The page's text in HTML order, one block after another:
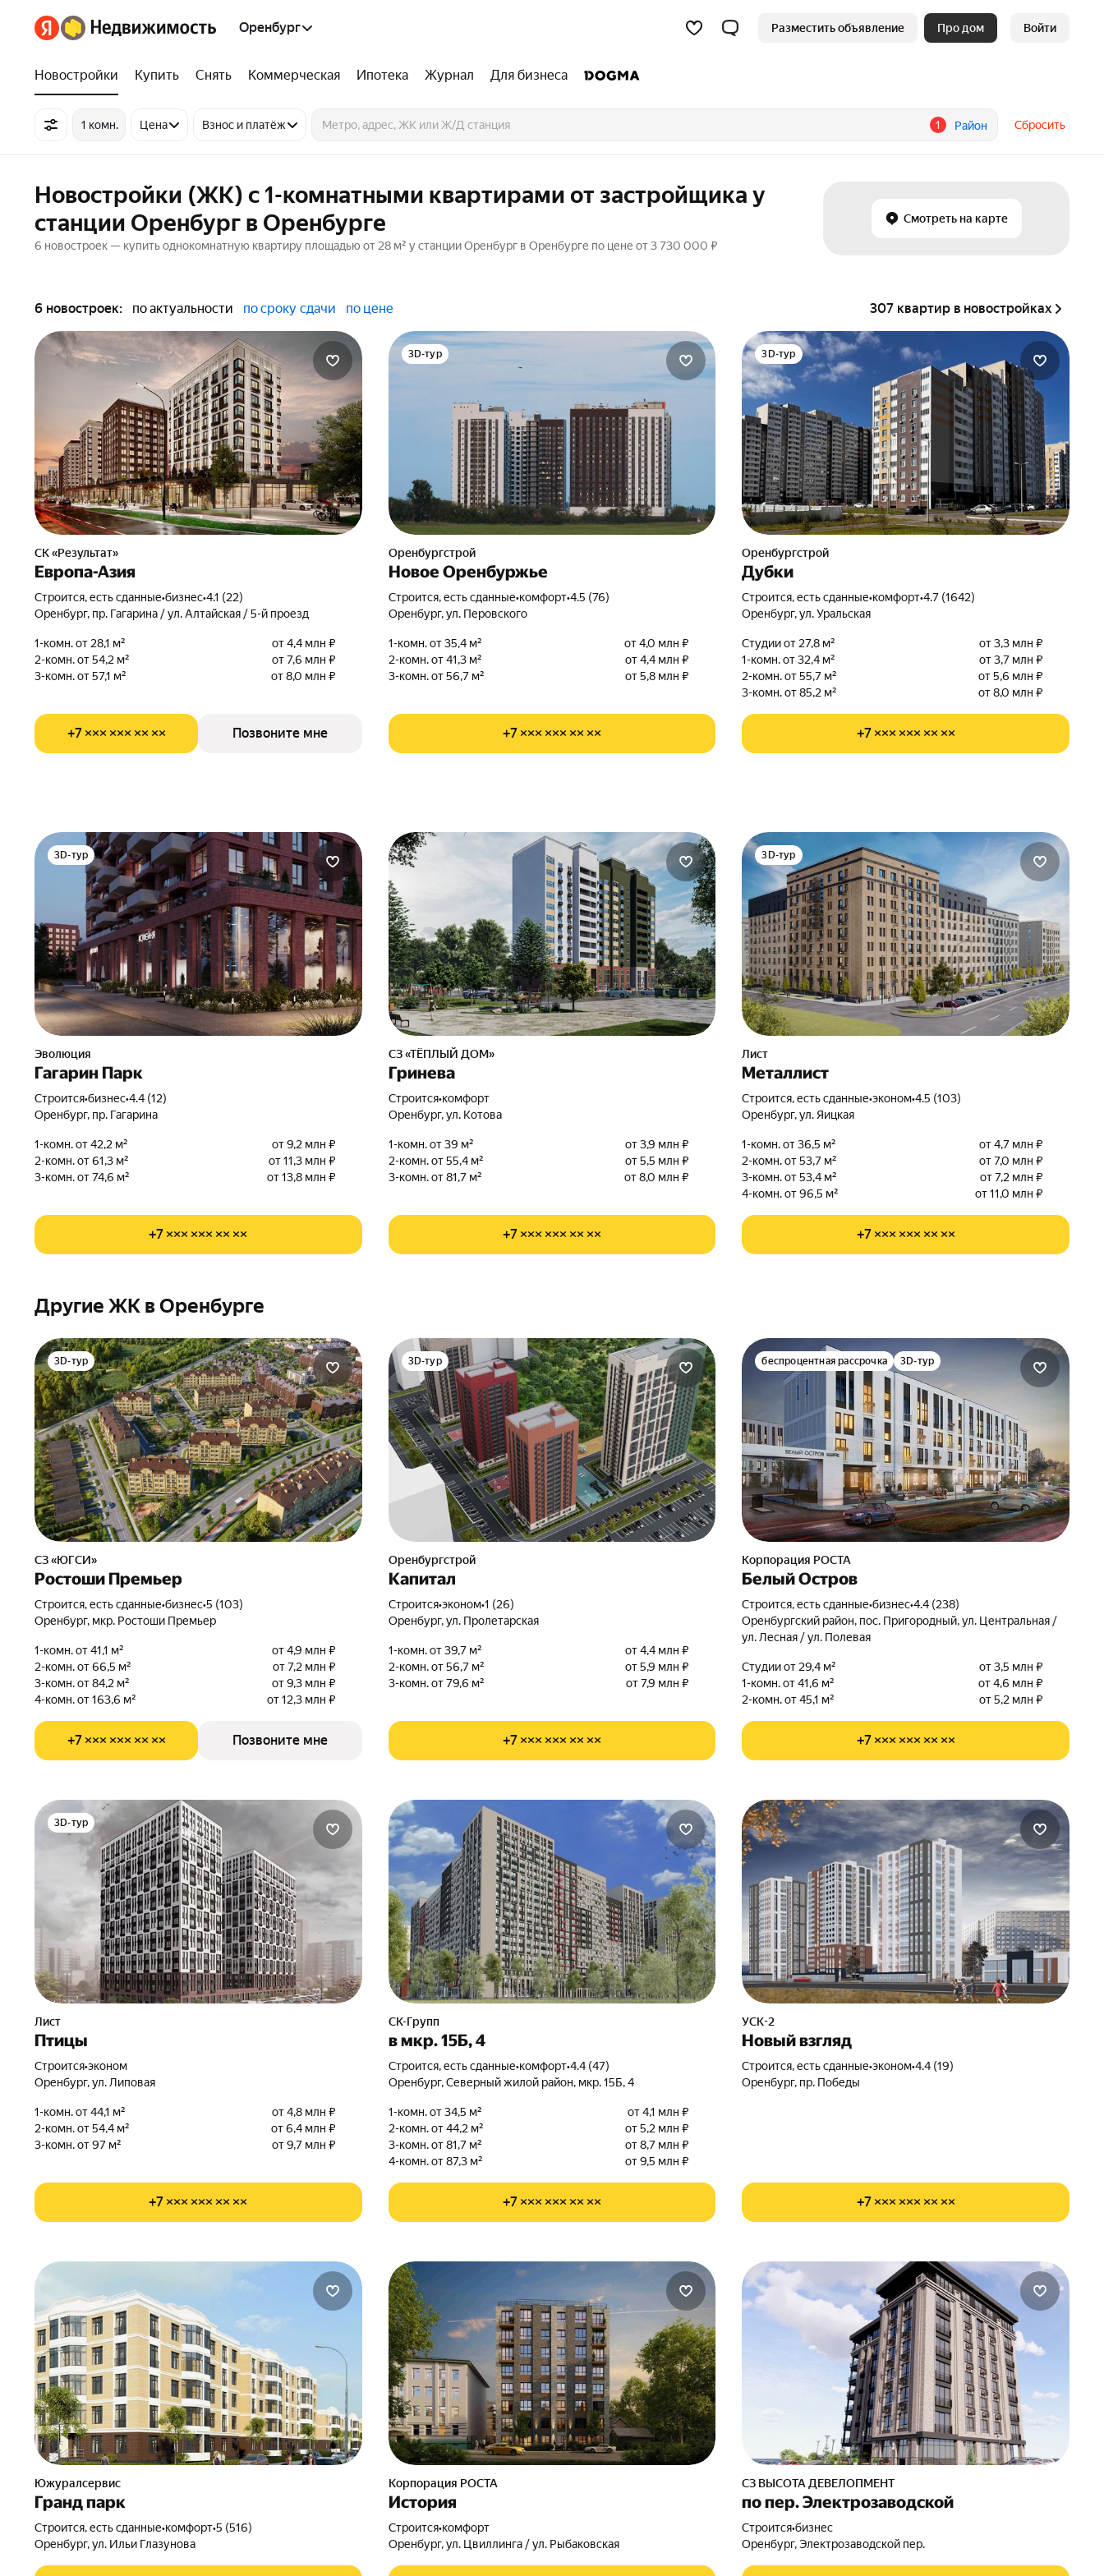
Оренбург Разместить объявление Про дом Войти
Новостройки Купить Снять Коммерческая Ипотека Журнал Для бизнеса
1 комн. Цена Взнос и платёж 1 Район Сбросить
Новостройки (ЖК) с 1-комнатными квартирами от застройщика у
станции Оренбург в Оренбурге
6 новостроек — купить однокомнатную квартиру площадью от 28 м² у станции Оренбург в Оренбурге по цене от 3 730 000 ₽
Смотреть на карте
6 новостроек: по актуальности по сроку сдачи по цене 307 квартир в новостройках
СК «Результат»
Европа-Азия
Строится, есть сданные•бизнес•4.1 (22)
Оренбург, пр. Гагарина / ул. Алтайская / 5-й проезд
1-комн. от 28,1 м²
от 4,4 млн ₽
2-комн. от 54,2 м²
от 7,6 млн ₽
3-комн. от 57,1 м²
от 8,0 млн ₽
+7 ××× ××× ×× ×× Позвоните мне
3D-тур
Оренбургстрой
Новое Оренбуржье
Строится, есть сданные•комфорт•4.5 (76)
Оренбург, ул. Перовского
1-комн. от 35,4 м²
от 4,0 млн ₽
2-комн. от 41,3 м²
от 4,4 млн ₽
3-комн. от 56,7 м²
от 5,8 млн ₽
+7 ××× ××× ×× ××
3D-тур
Оренбургстрой
Дубки
Строится, есть сданные•комфорт•4.7 (1642)
Оренбург, ул. Уральская
Студии от 27,8 м²
от 3,3 млн ₽
1-комн. от 32,4 м²
от 3,7 млн ₽
2-комн. от 55,7 м²
от 5,6 млн ₽
3-комн. от 85,2 м²
от 8,0 млн ₽
+7 ××× ××× ×× ××
3D-тур
Эволюция
Гагарин Парк
Строится•бизнес•4.4 (12)
Оренбург, пр. Гагарина
1-комн. от 42,2 м²
от 9,2 млн ₽
2-комн. от 61,3 м²
от 11,3 млн ₽
3-комн. от 74,6 м²
от 13,8 млн ₽
+7 ××× ××× ×× ××
СЗ «ТЁПЛЫЙ ДОМ»
Гринева
Строится•комфорт
Оренбург, ул. Котова
1-комн. от 39 м²
от 3,9 млн ₽
2-комн. от 55,4 м²
от 5,5 млн ₽
3-комн. от 81,7 м²
от 8,0 млн ₽
+7 ××× ××× ×× ××
3D-тур
Лист
Металлист
Строится, есть сданные•эконом•4.5 (103)
Оренбург, ул. Яицкая
1-комн. от 36,5 м²
от 4,7 млн ₽
2-комн. от 53,7 м²
от 7,0 млн ₽
3-комн. от 53,4 м²
от 7,2 млн ₽
4-комн. от 96,5 м²
от 11,0 млн ₽
+7 ××× ××× ×× ××
Другие ЖК в Оренбурге
3D-тур
СЗ «ЮГСИ»
Ростоши Премьер
Строится, есть сданные•бизнес•5 (103)
Оренбург, мкр. Ростоши Премьер
1-комн. от 41,1 м²
от 4,9 млн ₽
2-комн. от 66,5 м²
от 7,2 млн ₽
3-комн. от 84,2 м²
от 9,3 млн ₽
4-комн. от 163,6 м²
от 12,3 млн ₽
+7 ××× ××× ×× ×× Позвоните мне
3D-тур
Оренбургстрой
Капитал
Строится•эконом•1 (26)
Оренбург, ул. Пролетарская
1-комн. от 39,7 м²
от 4,4 млн ₽
2-комн. от 56,7 м²
от 5,9 млн ₽
3-комн. от 79,6 м²
от 7,9 млн ₽
+7 ××× ××× ×× ××
беспроцентная рассрочка 3D-тур
Корпорация РОСТА
Белый Остров
Строится, есть сданные•бизнес•4.4 (238)
Оренбургский район, пос. Пригородный, ул. Центральная /
ул. Лесная / ул. Полевая
Студии от 29,4 м²
от 3,5 млн ₽
1-комн. от 41,6 м²
от 4,6 млн ₽
2-комн. от 45,1 м²
от 5,2 млн ₽
+7 ××× ××× ×× ××
3D-тур
Лист
Птицы
Строится•эконом
Оренбург, ул. Липовая
1-комн. от 44,1 м²
от 4,8 млн ₽
2-комн. от 54,4 м²
от 6,4 млн ₽
3-комн. от 97 м²
от 9,7 млн ₽
+7 ××× ××× ×× ××
СК-Групп
в мкр. 15Б, 4
Строится, есть сданные•комфорт•4.4 (47)
Оренбург, Северный жилой район, мкр. 15Б, 4
1-комн. от 34,5 м²
от 4,1 млн ₽
2-комн. от 44,2 м²
от 5,2 млн ₽
3-комн. от 81,7 м²
от 8,7 млн ₽
4-комн. от 87,3 м²
от 9,5 млн ₽
+7 ××× ××× ×× ××
УСК-2
Новый взгляд
Строится, есть сданные•эконом•4.4 (19)
Оренбург, пр. Победы
+7 ××× ××× ×× ××
Южуралсервис
Гранд парк
Строится, есть сданные•комфорт•5 (516)
Оренбург, ул. Ильи Глазунова
Корпорация РОСТА
История
Строится•комфорт
Оренбург, ул. Цвиллинга / ул. Рыбаковская
СЗ ВЫСОТА ДЕВЕЛОПМЕНТ
по пер. Электрозаводской
Строится•бизнес
Оренбург, Электрозаводской пер.